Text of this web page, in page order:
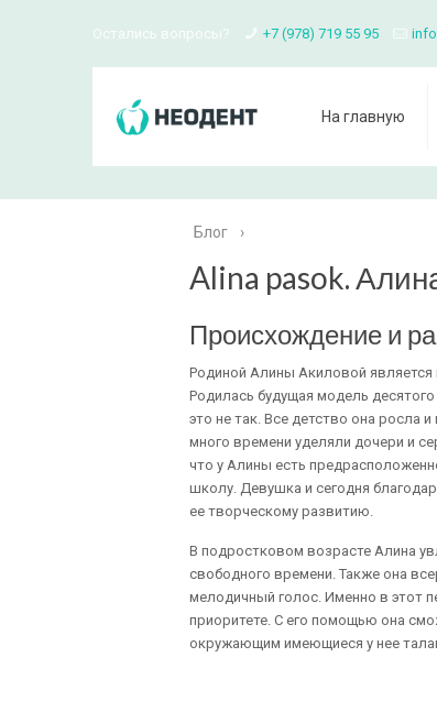
Остались вопросы? +7 (978) 719 55 95
На главную
Блог ›
Alina pasok.
Происхождение и
Родиной Алины Акиловой
Родилась будущая модель
это не так. Все детство она росла
много времени уделяли дочери и
что у Алины есть
школу. Девушка и сегодня
ее творческому развитию.
В подростковом возрасте Алина
свободного времени. Также она
мелодичный голос. Именно в этот
приоритете. С его помощью она
окружающим имеющиеся у нее